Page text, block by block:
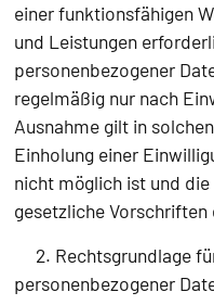
einer funktionsfähigen
und Leistungen
personenbezogener
regelmäßig nur nach
Ausnahme gilt in
Einholung einer
nicht möglich ist und
gesetzliche
2. Rechtsgrundlage
personenbezogener